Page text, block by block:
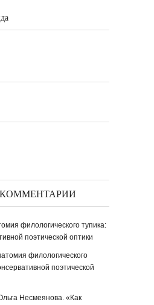
филологического тупика:
поэтической оптики
филологического
поэтической
Несмеянова. «Как